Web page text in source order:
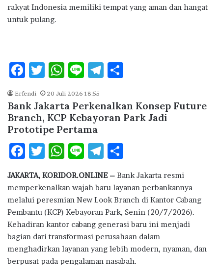
rakyat Indonesia memiliki tempat yang aman dan hangat
untuk pulang.
F
e
b
o
o
k
T
it
te
r
W
at
s
A
p
p
Li
e
T
e
g
m
ar
e
Erfendi 20 Juli 2026 18:55
Bank Jakarta Perkenalkan Konsep Future
Branch, KCP Kebayoran Park Jadi
Prototipe Pertama
F
e
b
o
o
k
T
it
te
r
W
at
s
A
p
p
Li
e
T
e
g
ra
m
ar
e
JAKARTA, KORIDOR.ONLINE – Bank Jakarta resmi
memperkenalkan wajah baru layanan perbankannya
melalui peresmian New Look Branch di Kantor Cabang
Pembantu (KCP)Kebayoran Park, Senin (20/7/2026).
Kehadiran kantor cabang generasi baru ini menjadi
bagian dari transformasi perusahaan dalam
menghadirkan layanan yang lebih modern, nyaman, dan
berpusat pada pengalaman nasabah.